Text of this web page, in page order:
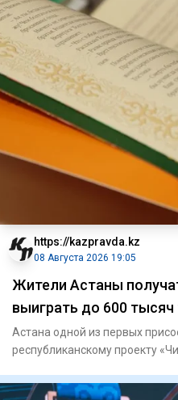
https://kazpravda.kz
08 Августа 2026 19:05
Жители Астаны
выиграть до 600 тысяч
Астана одной из первых
республиканскому проекту